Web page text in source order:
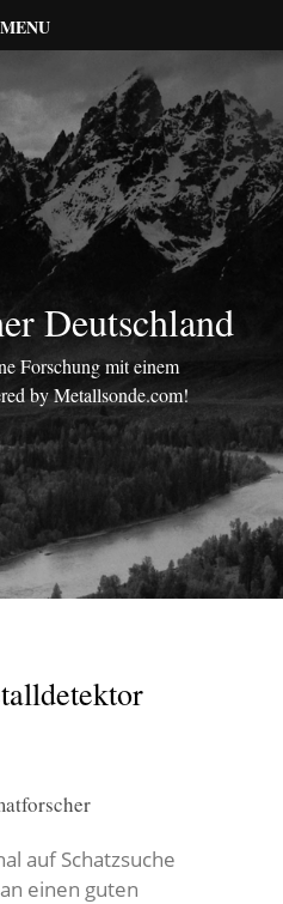
MENU
Deutschland
Forschung mit einem
by Metallsonde.com!
auf Schatzsuche
einen guten